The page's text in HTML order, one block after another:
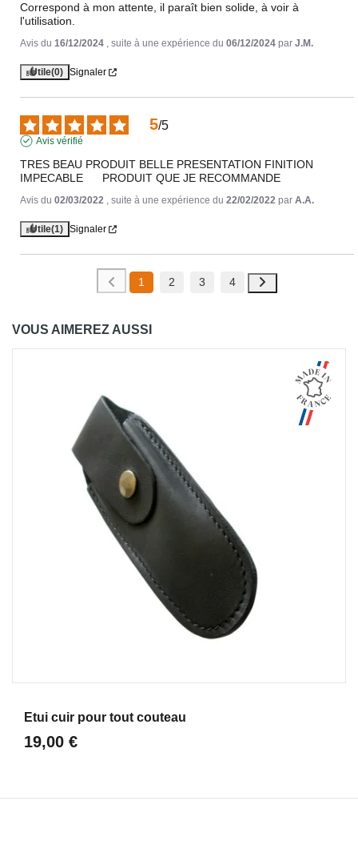
Correspond à mon attente, il paraît bien solide, à voir à
l'utilisation.
Avis du 16/12/2024 , suite à une expérience du 06/12/2024 par J.M.
Utile(0) Signaler
5/5
Avis vérifié
TRES BEAU PRODUIT BELLE PRESENTATION FINITION
IMPECABLE      PRODUIT QUE JE RECOMMANDE
Avis du 02/03/2022 , suite à une expérience du 22/02/2022 par A.A.
Utile(1) Signaler
1 2 3 4
VOUS AIMEREZ AUSSI
Etui cuir pour tout couteau
19,00 €